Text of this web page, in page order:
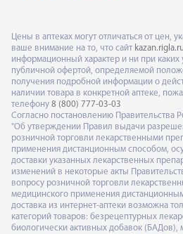
Цены в аптеках могут отличаться от цен,
ваше внимание на то, что сайт
информационный характер и ни при каких
публичной офертой, определяемой
получения подробной информации о
наличии товара в конкретной аптеке,
телефону 8 (800) 777-03-03
Согласно постановлению Правительства
"Об утверждении Правил выдачи
розничной торговли лекарственными
применения дистанционным способом,
доставки указанных лекарственных
изменений в некоторые акты
вопросу розничной торговли
медицинского применения
доставка из интернет-аптеки возможна
категорий товаров: безрецептурных
биологически активных добавок (БАДов),